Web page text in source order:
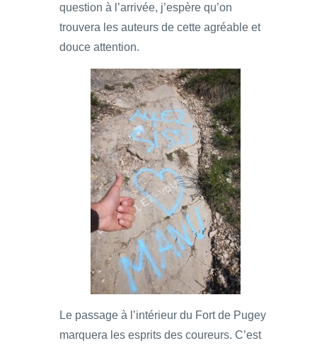
question à l’arrivée, j’espère qu’on
trouvera les auteurs de cette agréable et
douce attention.
Le passage à l’intérieur du Fort de Pugey
marquera les esprits des coureurs. C’est